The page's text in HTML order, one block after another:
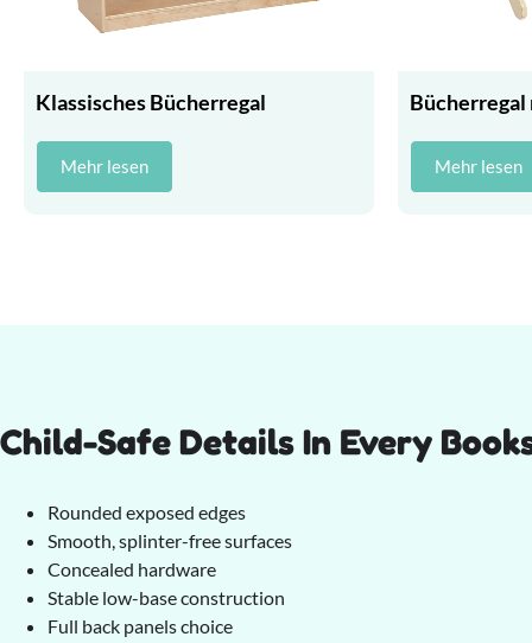
Klassisches Bücherregal
Mehr lesen Mehr lesen
Child-Safe Details In Every
Rounded exposed edges
Smooth, splinter-free surfaces
Concealed hardware
Stable low-base construction
Full back panels choice